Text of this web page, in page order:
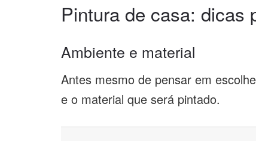
Pintura de casa: dicas
Ambiente e material
Antes mesmo de pensar em
e o material que será pintado.